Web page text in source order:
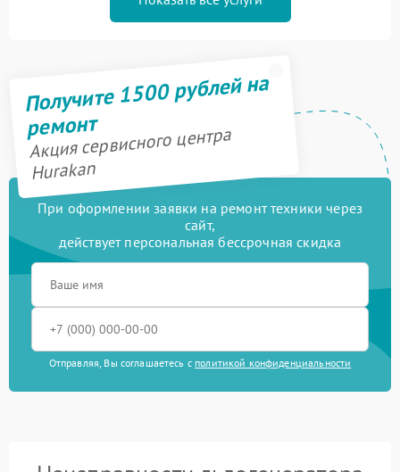
Получите 1500 рублей на
ремонт
Акция сервисного центра
Hurakan
При оформлении заявки на ремонт техники через
сайт,
действует персональная бессрочная скидка
Отправляя, Вы соглашаетесь с политикой конфиденциальности